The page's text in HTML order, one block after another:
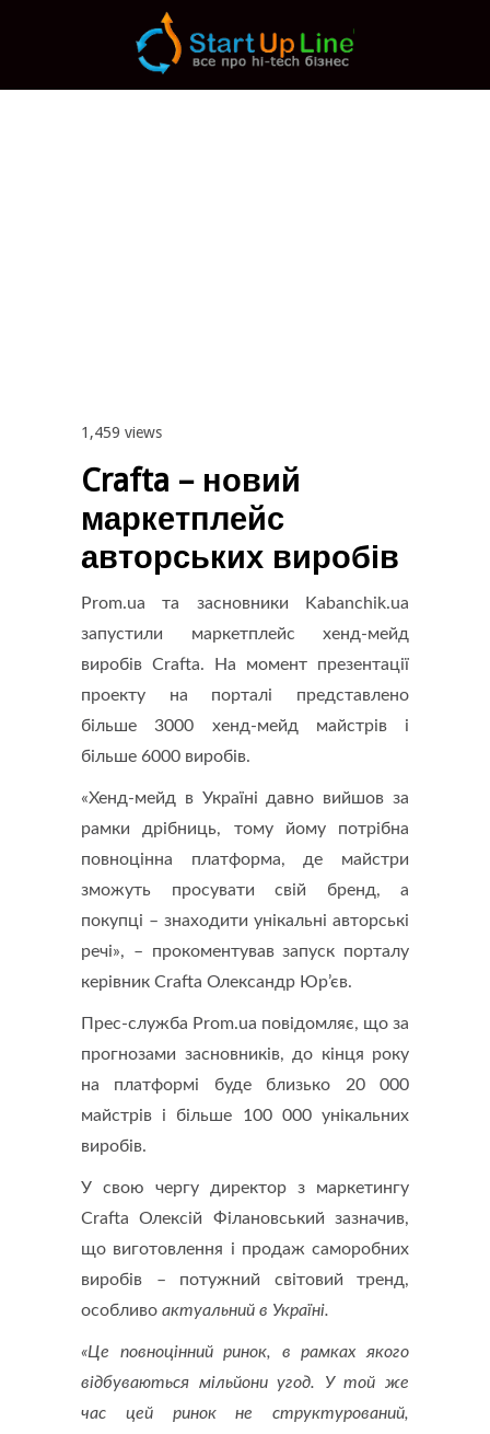
Main menu
1,459 views
Crafta – новий
маркетплейс
авторських виробів
Prom.ua та засновники Kabanchik.ua
запустили маркетплейс хенд-мейд
виробів Crafta. На момент презентації
проекту на порталі представлено
більше 3000 хенд-мейд майстрів і
більше 6000 виробів.
«Хенд-мейд в Україні давно вийшов за
рамки дрібниць, тому йому потрібна
повноцінна платформа, де майстри
зможуть просувати свій бренд, а
покупці – знаходити унікальні авторські
речі», – прокоментував запуск порталу
керівник Crafta Олександр Юр’єв.
Прес-служба Prom.ua повідомляє, що за
прогнозами засновників, до кінця року
на платформі буде близько 20 000
майстрів і більше 100 000 унікальних
виробів.
У свою чергу директор з маркетингу
Crafta Олексій Філановський зазначив,
що виготовлення і продаж саморобних
виробів – потужний світовий тренд,
особливо актуальний в Україні.
«Це повноцінний ринок, в рамках якого
відбуваються мільйони угод. У той же
час цей ринок не структурований,